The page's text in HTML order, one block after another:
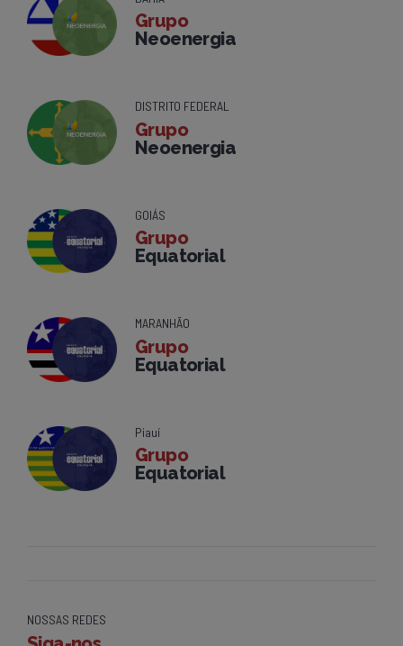
Grupo
Neoenergia
DISTRITO FEDERAL
Grupo
Neoenergia
GOIÁS
Grupo
Equatorial
MARANHÃO
Grupo
Equatorial
Piauí
Grupo
Equatorial
NOSSAS REDES